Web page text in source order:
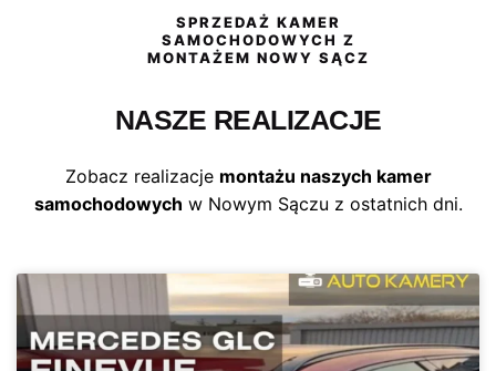
SPRZEDAŻ KAMER
SAMOCHODOWYCH Z
MONTAŻEM NOWY SĄCZ
NASZE REALIZACJE
Zobacz realizacje montażu naszych kamer
samochodowych w Nowym Sączu z ostatnich dni.